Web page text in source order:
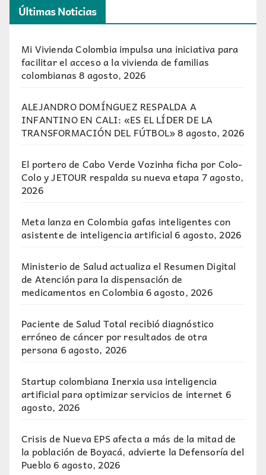
Últimas Noticias
Mi Vivienda Colombia impulsa una iniciativa para
facilitar el acceso a la vivienda de familias
colombianas 8 agosto, 2026
ALEJANDRO DOMÍNGUEZ RESPALDA A
INFANTINO EN CALI: «ES EL LÍDER DE LA
TRANSFORMACIÓN DEL FÚTBOL»8 agosto, 2026
El portero de Cabo Verde Vozinha ficha por Colo-
Colo y JETOUR respalda su nueva etapa7 agosto,
2026
Meta lanza en Colombia gafas inteligentes con
asistente de inteligencia artificial 6 agosto, 2026
Ministerio de Salud actualiza el Resumen Digital
de Atención para la dispensación de
medicamentos en Colombia6 agosto, 2026
Paciente de Salud Total recibió diagnóstico
erróneo de cáncer por resultados de otra
persona6 agosto, 2026
Startup colombiana Inerxia usa inteligencia
artificial para optimizar servicios de internet 6
agosto, 2026
Crisis de Nueva EPS afecta a más de la mitad de
la población de Boyacá, advierte la Defensoría del
Pueblo6 agosto, 2026